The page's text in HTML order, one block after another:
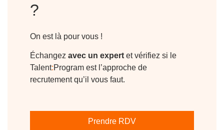
?
On est là pour vous !
Échangez avec un expert et vérifiez si le
Talent:Program est l’approche de
recrutement qu’il vous faut.
Prendre RDV